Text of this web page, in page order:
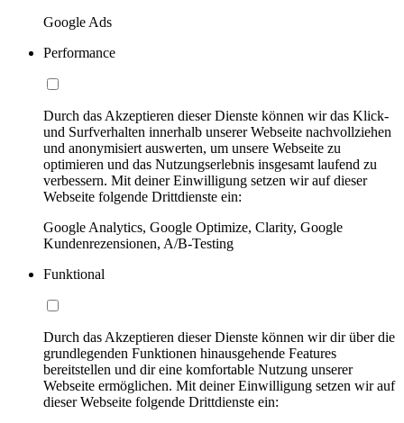
Google Ads
Performance
Durch das Akzeptieren dieser Dienste können wir das Klick-
und Surfverhalten innerhalb unserer Webseite nachvollziehen
und anonymisiert auswerten, um unsere Webseite zu
optimieren und das Nutzungserlebnis insgesamt laufend zu
verbessern. Mit deiner Einwilligung setzen wir auf dieser
Webseite folgende Drittdienste ein:
Google Analytics, Google Optimize, Clarity, Google
Kundenrezensionen, A/B-Testing
Funktional
Durch das Akzeptieren dieser Dienste können wir dir über die
grundlegenden Funktionen hinausgehende Features
bereitstellen und dir eine komfortable Nutzung unserer
Webseite ermöglichen. Mit deiner Einwilligung setzen wir auf
dieser Webseite folgende Drittdienste ein: